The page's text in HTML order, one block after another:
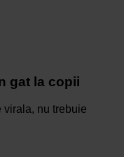
gat la copii
virala, nu trebuie